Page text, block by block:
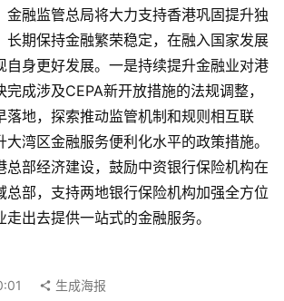
金融监管总局将大力支持香港巩固提升独
长期保持金融繁荣稳定，在融入国家发展
自身更好发展。一是持续提升金融业对港
成涉及CEPA新开放措施的法规调整，
落地，探索推动监管机制和规则相互联
湾区金融服务便利化水平的政策措施。
总部经济建设，鼓励中资银行保险机构在
总部，支持两地银行保险机构加强全方位
出去提供一站式的金融服务。
生成海报